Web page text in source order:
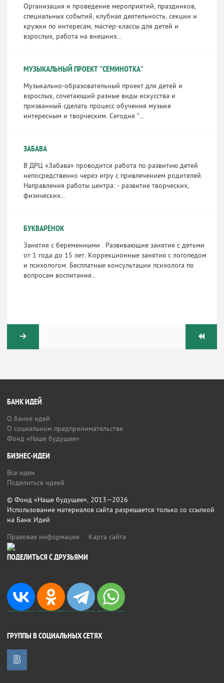
Организация и проведение мероприятий, праздников,
специальных событий, клубная деятельность, секции и
кружки по интересам, мастер-классы для детей и
взрослых, работа на внешних...
МУЗЫКАЛЬНЫЙ ПРОЕКТ "СЕМИНОТКА"
Музыкально-образовательный проект для детей и
взрослых, сочетающий разные виды искусства и
призванный сделать процесс обучения музыке
интересным и творческим. Сегодня "...
ЗАБАВА
В ДРЦ «Забава» проводится работа по развитию детей
непосредственно через игру с привлечением родителей.
Направления работы центра: - развитие творческих,
физических...
БУКВАРЕНОК
Занятия с беременными . Развивающие занятия с детьми
от 1 года до 15 лет. Коррекционные занятия с логопедом
и психологом. Бесплатные консультации психолога по
вопросам воспитания...
БАНК ИДЕЙ
О банке идей
О социальном предпринимательстве
Фонд «Наше будущее»
БИЗНЕС-ИДЕИ
Все идеи
Поделиться идеей
© Фонд «Наше будущее», 2013—2026
Использование материалов сайта разрешается только со ссылкой
на Банк Идей
Правовая информация
Карта сайта
ПОДЕЛИТЬСЯ С ДРУЗЬЯМИ
ГРУППЫ В СОЦИАЛЬНЫХ СЕТЯХ